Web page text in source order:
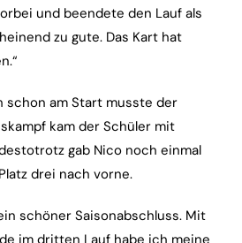
und beendete den Lauf als
zu gute. Das Kart hat
schon am Start musste der
kam der Schüler mit
gab Nico noch einmal
drei nach vorne.
schöner Saisonabschluss. Mit